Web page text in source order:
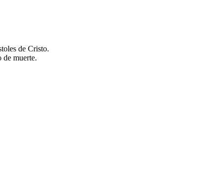
de Cristo.
de muerte.